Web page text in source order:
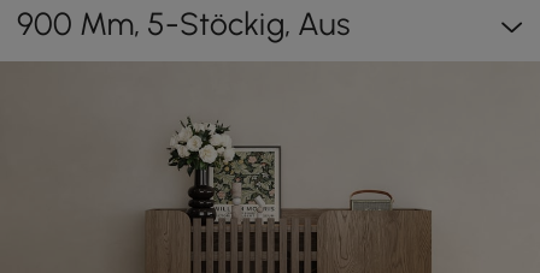
900 Mm, 5-Stöckig, Aus
Nussbaumholz